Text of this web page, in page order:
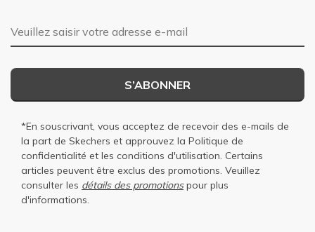
Adresse e-mail
S’ABONNER
*En souscrivant, vous acceptez de recevoir des e-mails de
la part de Skechers et approuvez la Politique de
confidentialité et les conditions d'utilisation. Certains
articles peuvent être exclus des promotions. Veuillez
consulter les détails des promotionspour plus
d'informations.